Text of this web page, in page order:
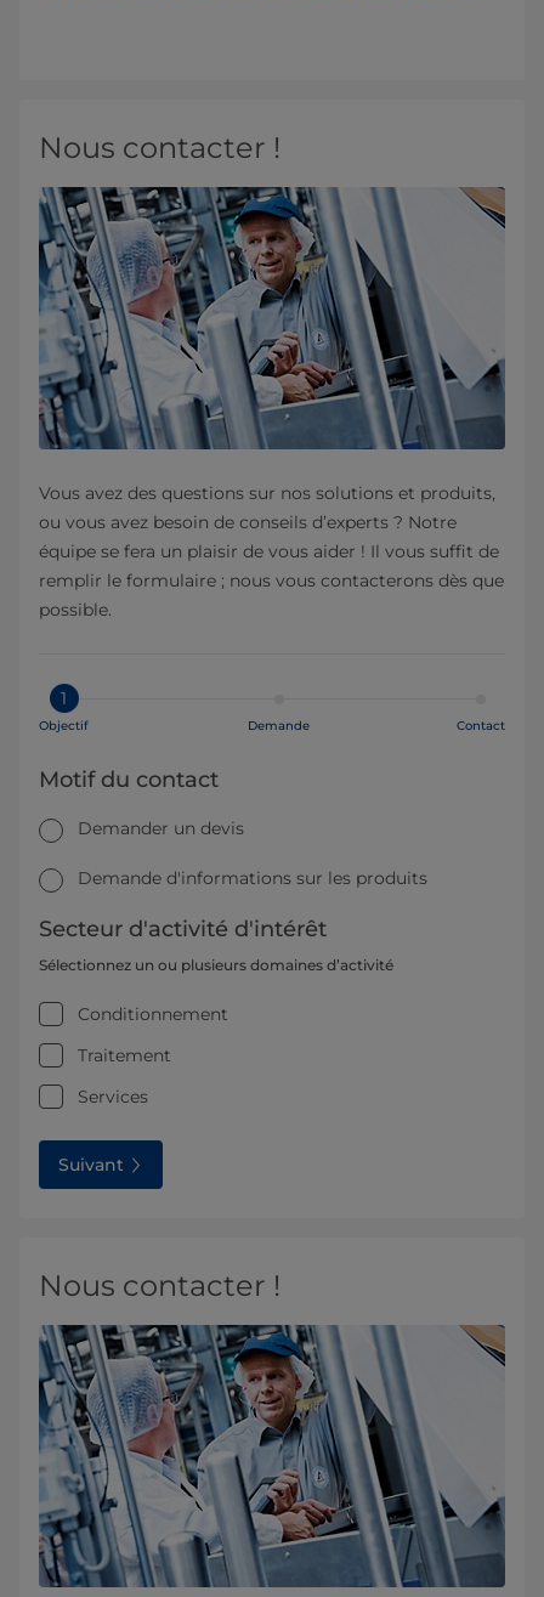
Nous contacter !
Vous avez des questions sur nos solutions et produits,
ou vous avez besoin de conseils d’experts ? Notre
équipe se fera un plaisir de vous aider ! Il vous suffit de
remplir le formulaire ; nous vous contacterons dès que
possible.
1
Objectif Demande Contact
Motif du contact
Demander un devis
Demande d'informations sur les produits
Secteur d'activité d'intérêt
Sélectionnez un ou plusieurs domaines d’activité
Conditionnement
Traitement
Services
Suivant
Nous contacter !